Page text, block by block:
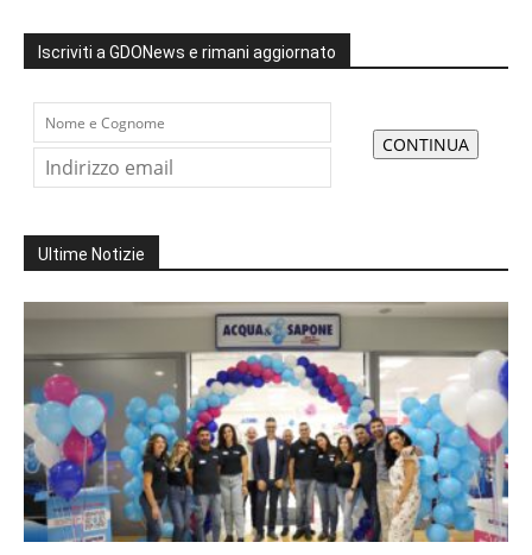
Iscriviti a GDONews e rimani aggiornato
Ultime Notizie